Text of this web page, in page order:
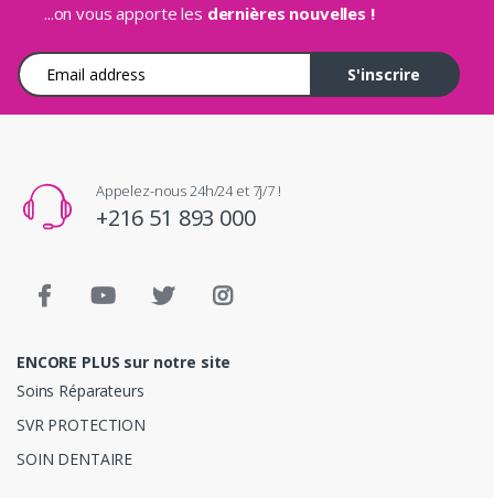
...on vous apporte les dernières nouvelles !
Adresse e-mail
S'inscrire
Appelez-nous 24h/24 et 7j/7 !
+216 51 893 000
ENCORE PLUS sur notre site
Soins Réparateurs
SVR PROTECTION
SOIN DENTAIRE